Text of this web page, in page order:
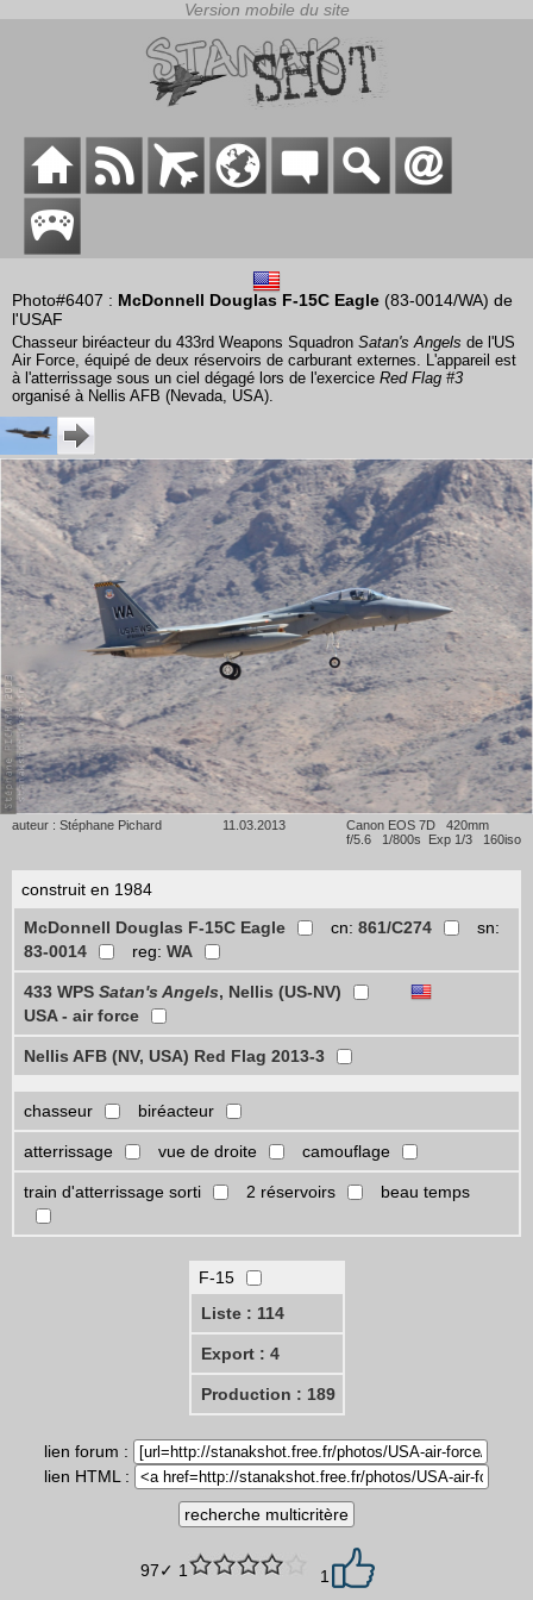
Photo#6407 : McDonnell Douglas F-15C Eagle (83-0014/WA) de
l'USAF
Chasseur biréacteur du 433rd Weapons Squadron Satan's Angels de l'US
Air Force, équipé de deux réservoirs de carburant externes. L'appareil est
à l'atterrissage sous un ciel dégagé lors de l'exercice Red Flag #3
organisé à Nellis AFB (Nevada, USA).
auteur : Stéphane Pichard 11.03.2013
Canon EOS 7D 420mm
f/5.6 1/800s Exp 1/3 160iso
construit en 1984
McDonnell Douglas F-15C Eagle
cn: 861/C274
sn:
83-0014
reg: WA
433 WPS Satan's Angels, Nellis (US-NV)
USA - air force
Nellis AFB (NV, USA) Red Flag 2013-3
chasseur biréacteur
atterrissage vue de droite camouflage
train d'atterrissage sorti 2 réservoirs beau temps
F-15
Liste : 114
Export : 4
Production : 189
lien forum :
lien HTML :
97✓ 1 1